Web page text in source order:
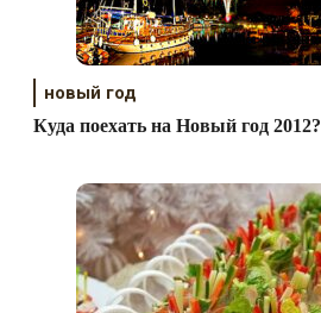
новый год
Куда поехать на Новый год 2012?